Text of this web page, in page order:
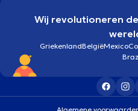
Wij revolutioneren
GriekenlandBelgiëMexico